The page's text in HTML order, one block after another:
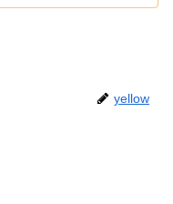
yellow